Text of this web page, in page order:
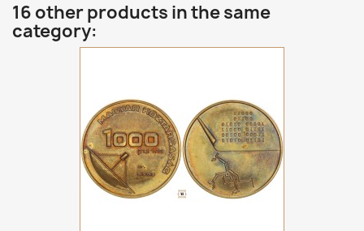
16 other products in the same
category: